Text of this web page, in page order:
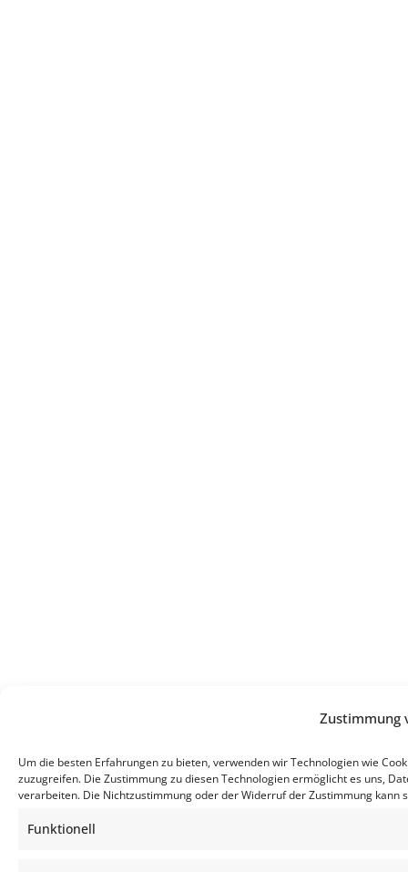
Zustimmung
Um die besten Erfahrungen zu bieten, verwenden wir Technologien wie
zuzugreifen. Die Zustimmung zu diesen Technologien ermöglicht es uns,
verarbeiten. Die Nichtzustimmung oder der Widerruf der Zustimmung
Funktionell